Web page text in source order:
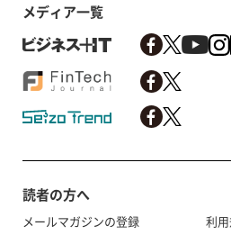
メディア一覧
読者の方へ
メールマガジンの登録
利